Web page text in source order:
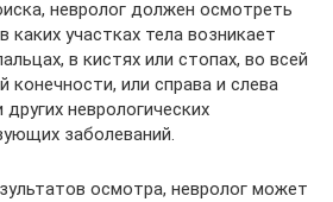
невролог должен осмотреть
каких участках тела возникает
в кистях или стопах, во всей
конечности, или справа и слева
неврологических
заболеваний.
осмотра, невролог может